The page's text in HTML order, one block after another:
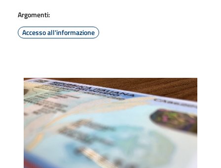
Argomenti:
Accesso all'informazione